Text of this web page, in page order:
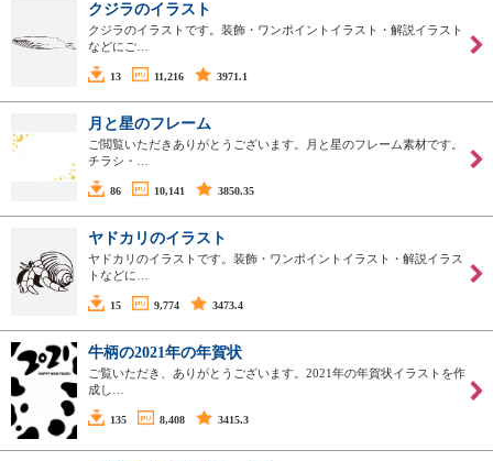
クジラのイラスト
クジラのイラストです。装飾・ワンポイントイラスト・解説イラスト
などにご…
13 11,216 3971.1
月と星のフレーム
ご閲覧いただきありがとうございます。月と星のフレーム素材です。
チラシ・…
86 10,141 3850.35
ヤドカリのイラスト
ヤドカリのイラストです。装飾・ワンポイントイラスト・解説イラス
トなどに…
15 9,774 3473.4
牛柄の2021年の年賀状
ご覧いただき、ありがとうございます。2021年の年賀状イラストを作
成し…
135 8,408 3415.3